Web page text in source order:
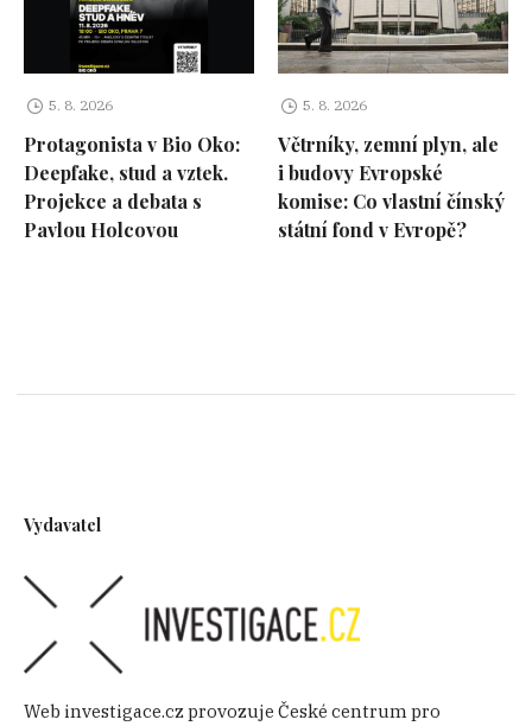
5. 8. 2026
Protagonista v Bio Oko:
Deepfake, stud a vztek.
Projekce a debata s
Pavlou Holcovou
5. 8. 2026
Větrníky, zemní plyn, ale
i budovy Evropské
komise: Co vlastní čínský
státní fond v Evropě?
Vydavatel
Web investigace.cz provozuje České centrum pro